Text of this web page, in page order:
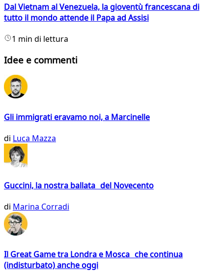
Dal Vietnam al Venezuela, la gioventù francescana di
tutto il mondo attende il Papa ad Assisi
1 min di lettura
Idee e commenti
Gli immigrati eravamo noi, a Marcinelle
di Luca Mazza
Guccini, la nostra ballata del Novecento
di Marina Corradi
Il Great Game tra Londra e Mosca che continua
(indisturbato) anche oggi